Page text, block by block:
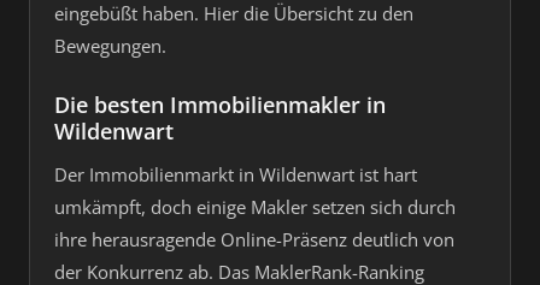
eingebüßt haben. Hier die Übersicht zu den
Bewegungen.
Die besten Immobilienmakler in
Wildenwart
Der Immobilienmarkt in Wildenwart ist hart
umkämpft, doch einige Makler setzen sich durch
ihre herausragende Online-Präsenz deutlich von
der Konkurrenz ab. Das MaklerRank-Ranking